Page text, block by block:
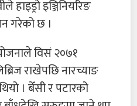
हाइड्रो इञ्जिनियरिङ
गरेको छ ।
विसं २०७१
राखेपछि नारच्याङ
। बेँसी र पटारको